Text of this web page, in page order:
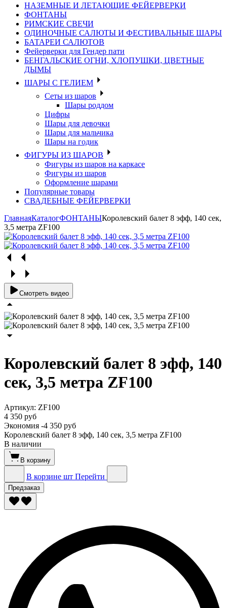
НАЗЕМНЫЕ И ЛЕТАЮЩИЕ ФЕЙЕРВЕРКИ
ФОНТАНЫ
РИМСКИЕ СВЕЧИ
ОДИНОЧНЫЕ САЛЮТЫ И ФЕСТИВАЛЬНЫЕ ШАРЫ
БАТАРЕИ САЛЮТОВ
Фейерверки для Гендер пати
БЕНГАЛЬСКИЕ ОГНИ, ХЛОПУШКИ, ЦВЕТНЫЕ
ДЫМЫ
ШАРЫ С ГЕЛИЕМ
Сеты из шаров
Шары роддом
Цифры
Шары для девочки
Шары для мальчика
Шары на годик
ФИГУРЫ ИЗ ШАРОВ
Фигуры из шаров на каркасе
Фигуры из шаров
Оформление шарами
Популярные товары
СВАДЕБНЫЕ ФЕЙЕРВЕРКИ
ГлавнаяКаталогФОНТАНЫКоролевский балет 8 эфф, 140 сек,
3,5 метра ZF100
Смотреть видео
Королевский балет 8 эфф, 140
сек, 3,5 метра ZF100
Артикул: ZF100
4 350 руб
Экономия -4 350 руб
Королевский балет 8 эфф, 140 сек, 3,5 метра ZF100
В наличии
В корзину
В корзине шт Перейти
Предзаказ